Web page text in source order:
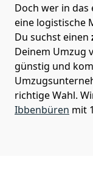
Doch wer in
eine logistische
Du suchst einen
Deinem Umzug
günstig und
richtige Wahl.
Ibbenbüren mit